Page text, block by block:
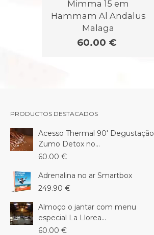
Mimma 15 em
Hammam Al Andalus
Malaga
60.00 €
PRODUCTOS DESTACADOS
Acesso Thermal 90' Degustação
Zumo Detox no...
60.00 €
Adrenalina no ar Smartbox
249.90 €
Almoço o jantar com menu
especial La Llorea...
60.00 €